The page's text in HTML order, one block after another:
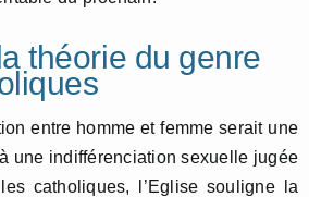
théorie du genre
entre homme et femme serait une
une indifférenciation sexuelle jugée
catholiques, l’Eglise souligne la